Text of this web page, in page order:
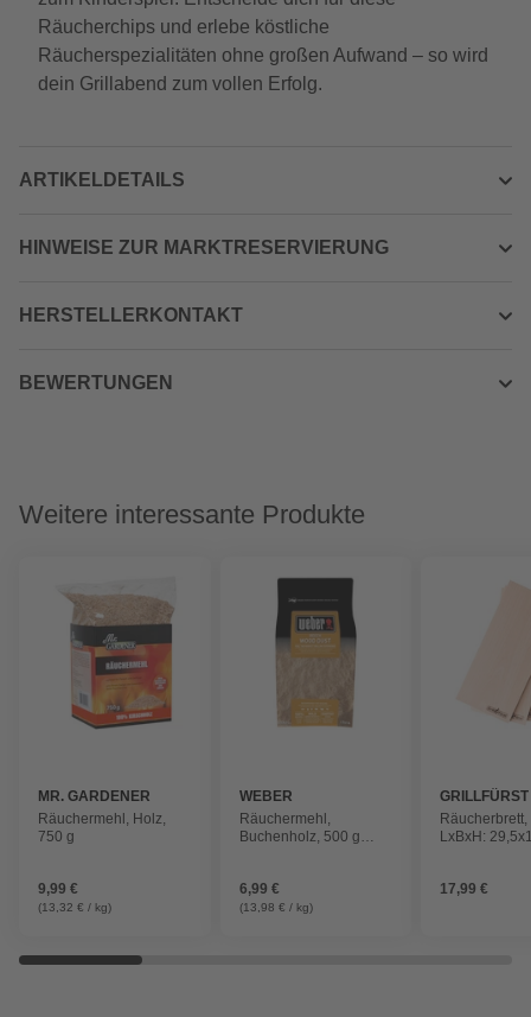
Räucherchips und erlebe köstliche
Räucherspezialitäten ohne großen Aufwand – so wird
dein Grillabend zum vollen Erfolg.
ARTIKELDETAILS
HINWEISE ZUR MARKTRESERVIERUNG
HERSTELLERKONTAKT
BEWERTUNGEN
Weitere interessante Produkte
MR. GARDENER
Räuchermehl, Holz,
750 g
9,99 €
(13,32 € / kg)
WEBER
Räuchermehl,
Buchenholz, 500 g
6,99 €
(13,98 € / kg)
GRILLFÜRST
Räucherbrett,
LxBxH:
17,99 €